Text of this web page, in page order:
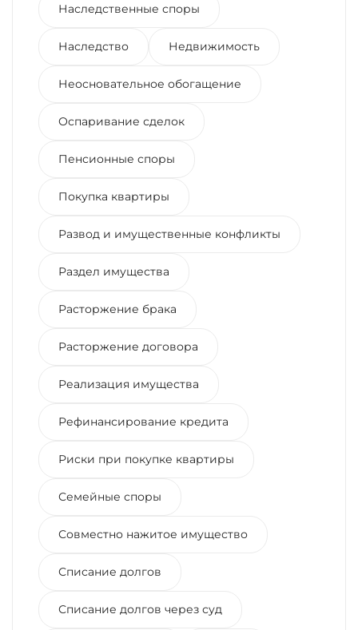
Наследственные споры
Наследство Недвижимость
Неосновательное обогащение
Оспаривание сделок
Пенсионные споры
Покупка квартиры
Развод и имущественные конфликты
Раздел имущества
Расторжение брака
Расторжение договора
Реализация имущества
Рефинансирование кредита
Риски при покупке квартиры
Семейные споры
Совместно нажитое имущество
Списание долгов
Списание долгов через суд